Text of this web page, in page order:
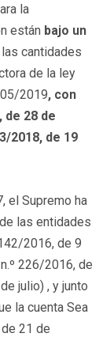
la
están bajo un
cantidades
de la ley
2019, con
28 de
2018, de 19
el Supremo ha
las entidades
2016, de 9
226/2016, de
julio) , y junto
la cuenta Sea
21 de